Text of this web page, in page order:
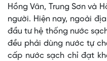
Hồng Vân, Trung Sơn và
người. Hiện nay, ngoài
đầu tư hệ thống nước
đều phải dùng nước tự
cấp nước sạch chỉ đạt